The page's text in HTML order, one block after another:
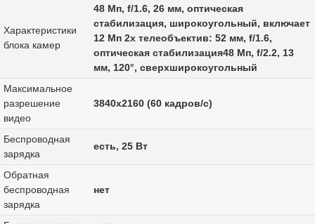
Характеристики
блока камер
48 Мп, f/1.6, 26 мм, оптическая
стабилизация, широкоугольный, включает
12 Мп 2x телеобъектив: 52 мм, f/1.6,
оптическая стабилизация48 Мп, f/2.2, 13
мм, 120°, сверхширокоугольный
Максимальное
разрешение
видео
3840x2160 (60 кадров/с)
Беспроводная
зарядка
есть, 25 Вт
Обратная
беспроводная
зарядка
нет